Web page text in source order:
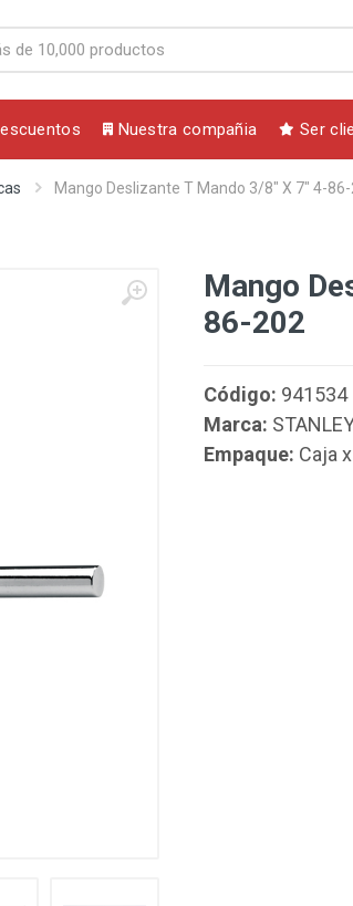
Nuestra compañia Ser
Mango Deslizante T Mando 3/8" X 7" 4-
Mango
86-202
Código: 941534
Marca:
Empaque: Caja